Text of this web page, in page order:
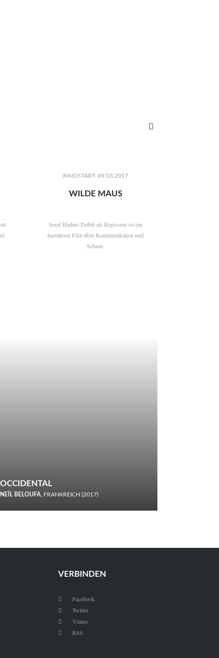

KINOSTART: 09.03.2017
WILDE MAUS
Josef Haders Debüt als Regisseur ist ein
harmloser Film über Kommunikation und
Schnee.
OCCIDENTAL
NEÏL BELOUFA, FRANKREICH (2017)
VERBINDEN
 Facebook
 Twitter
 Vimeo
 RSS